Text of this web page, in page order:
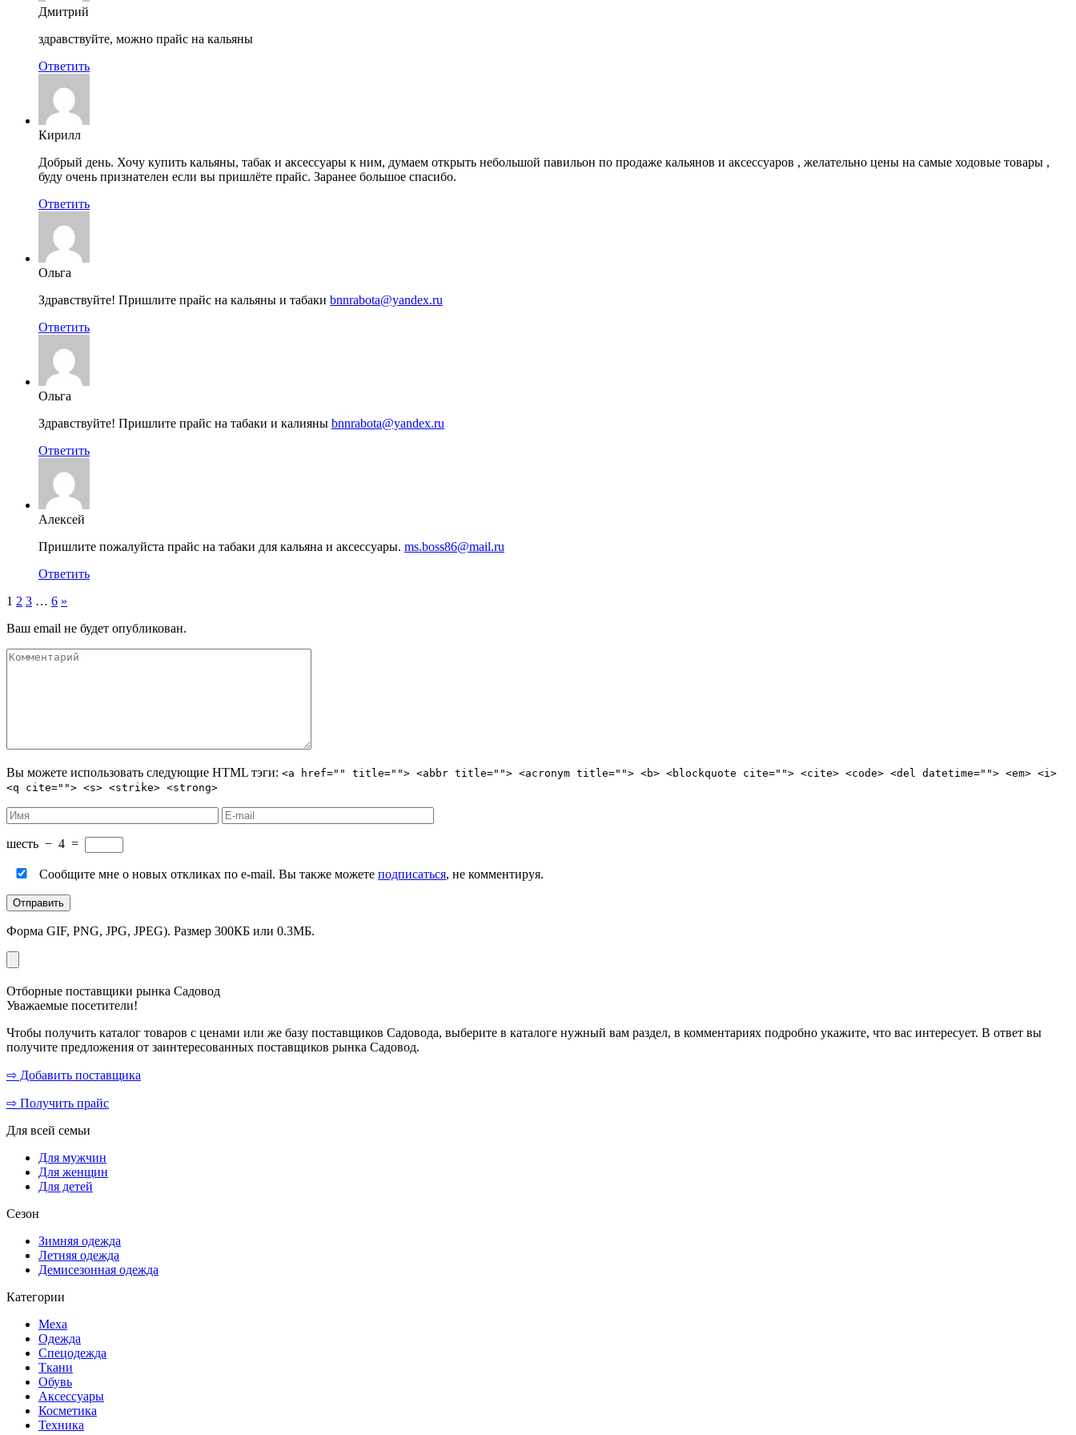
Дмитрий
здравствуйте, можно прайс на кальяны
Ответить
Кирилл
Добрый день. Хочу купить кальяны, табак и аксессуары к ним, думаем открыть небольшой павильон по продаже кальянов и аксессуаров , желательно цены на самые ходовые товары ,
буду очень признателен если вы пришлёте прайс. Заранее большое спасибо.
Ответить
Ольга
Здравствуйте! Пришлите прайс на кальяны и табаки bnnrabota@yandex.ru
Ответить
Ольга
Здравствуйте! Пришлите прайс на табаки и калияны bnnrabota@yandex.ru
Ответить
Алексей
Пришлите пожалуйста прайс на табаки для кальяна и аксессуары. ms.boss86@mail.ru
Ответить
1 2 3 … 6 »
Ваш email не будет опубликован.
Вы можете использовать следующие HTML тэги: <a href="" title=""> <abbr title=""> <acronym title=""> <b> <blockquote cite=""> <cite> <code> <del datetime=""> <em> <i>
<q cite=""> <s> <strike> <strong>
шесть − 4 =
Сообщите мне о новых откликах по e-mail. Вы также можете подписаться, не комментируя.
Форма GIF, PNG, JPG, JPEG). Размер 300КБ или 0.3МБ.
Отборные поставщики рынка Садовод
Уважаемые посетители!
Чтобы получить каталог товаров с ценами или же базу поставщиков Садовода, выберите в каталоге нужный вам раздел, в комментариях подробно укажите, что вас интересует. В ответ вы
получите предложения от заинтересованных поставщиков рынка Садовод.
⇨ Добавить поставщика
⇨ Получить прайс
Для всей семьи
Для мужчин
Для женщин
Для детей
Сезон
Зимняя одежда
Летняя одежда
Демисезонная одежда
Категории
Меха
Одежда
Спецодежда
Ткани
Обувь
Аксессуары
Косметика
Техника